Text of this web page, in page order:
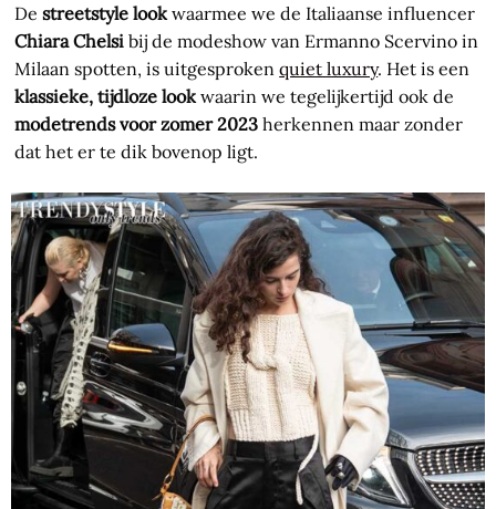
Destreetstyle lookwaarmee we de Italiaanse influencer
Chiara Chelsi bij de modeshow van Ermanno Scervino in
Milaan spotten, is uitgesprokenquiet luxury. Het is een
klassieke, tijdloze lookwaarin we tegelijkertijd ook de
modetrends voor zomer 2023 herkennen maar zonder
dat het er te dik bovenop ligt.